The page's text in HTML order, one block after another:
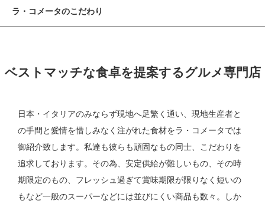
ラ・コメータのこだわり
ベストマッチな食卓を提案するグルメ専門店
日本・イタリアのみならず現地へ足繁く通い、現地生産者と
の手間と愛情を惜しみなく注がれた食材をラ・コメータでは
御紹介致します。私達も彼らも頑固なもの同士、こだわりを
追求しております。その為、安定供給が難しいもの、その時
期限定のもの、フレッシュ過ぎて賞味期限が限りなく短いの
もなど一般のスーパーなどには並びにくい商品も数々。しか